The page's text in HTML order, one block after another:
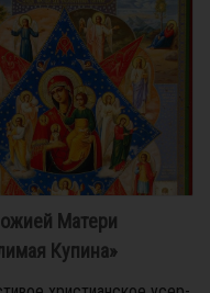
Матери
Купина»